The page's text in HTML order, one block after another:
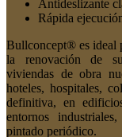
Antideslizante
Rápida
Bullconcept® es ideal
la renovación de
viviendas de obra
hoteles, hospitales,
definitiva, en
entornos
pintado periódico.